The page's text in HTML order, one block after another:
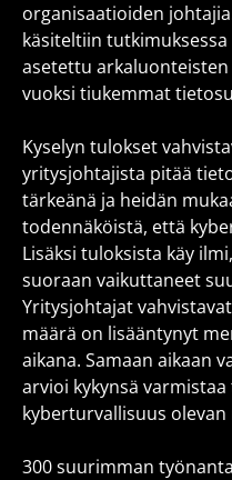
organisaatioiden
käsiteltiin
asetettu
vuoksi tiukemmat
Kyselyn tulokset
yritysjohtajista pitää
tärkeänä ja heidän
todennäköistä, että
Lisäksi tuloksista käy
suoraan vaikuttaneet
Yritysjohtajat
määrä on lisääntynyt
aikana. Samaan aikaan
arvioi kykynsä
kyberturvallisuus olevan
300 suurimman